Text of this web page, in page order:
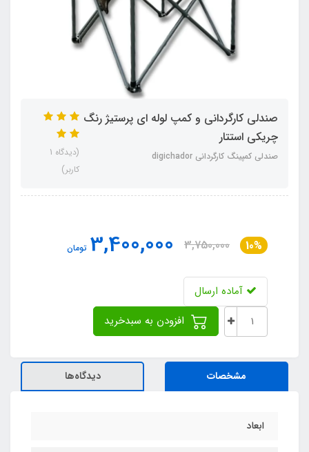
صندلی کارگردانی و کمپ لوله ای پرستیژ رنگ
چریکی استتار
صندلی کمپینگ کارگردانی digichador
(دیدگاه 1
کاربر)
10%
3,750,000
3,400,000 تومان
آماده ارسال
مشخصات دیدگاه‌ها
ابعاد